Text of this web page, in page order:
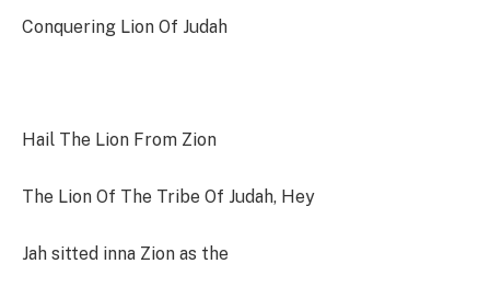
Conquering Lion Of Judah
Hail The Lion From Zion
The Lion Of The Tribe Of Judah, Hey
Jah sitted inna Zion as the